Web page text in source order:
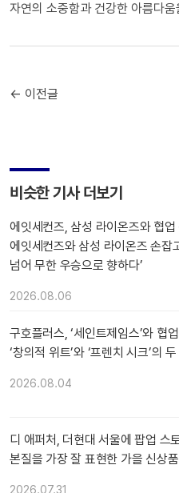
자연의 소중함과 건강한 아름다
← 이전글
비슷한 기사 더보기
에잇세컨즈, 삼성 라이온즈와 협업
에잇세컨즈와 삼성 라이온즈 손잡
넘어 무한 우승으로 향하다’
2026.08.06
구호플러스, ‘세인트제임스’와 협
‘창의적 위트’와 ‘프렌치 시크’의
2026.08.04
디 애퍼처, 더현대 서울에 팝업 스
본질을 가장 잘 표현한 가을 신상
2026.07.31